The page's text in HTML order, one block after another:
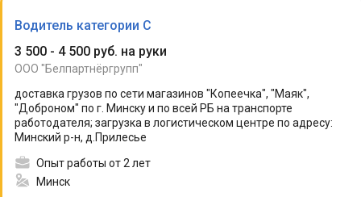
Водитель категории C
3 500 - 4 500 руб. на руки
ООО "Белпартнёргрупп"
доставка грузов по сети магазинов "Копеечка", "Маяк",
"Доброном" по г. Минску и по всей РБ на транспорте
работодателя; загрузка в логистическом центре по адресу:
Минский р-н, д.Прилесье
Опыт работы от 2 лет
Минск